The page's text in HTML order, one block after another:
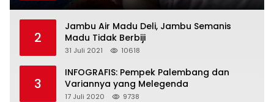
2
Jambu Air Madu Deli, Jambu Semanis
Madu Tidak Berbiji
31 Juli 2021 10618
3
INFOGRAFIS: Pempek Palembang dan
Variannya yang Melegenda
17 Juli 2020 9738